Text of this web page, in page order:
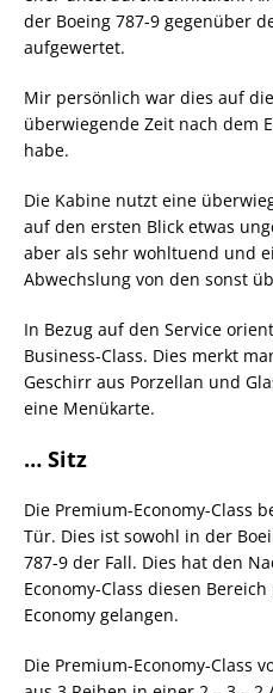
der Boeing 787-9 gegenüber
aufgewertet.
Mir persönlich war dies auf
überwiegende Zeit nach dem
habe.
Die Kabine nutzt eine
auf den ersten Blick etwas
aber als sehr wohltuend und
Abwechslung von den sonst
In Bezug auf den Service
Business-Class. Dies merkt
Geschirr aus Porzellan und
eine Menükarte.
… Sitz
Die Premium-Economy-Class
Tür. Dies ist sowohl in der
787-9 der Fall. Dies hat den
Economy-Class diesen
Economy gelangen.
Die Premium-Economy-Class